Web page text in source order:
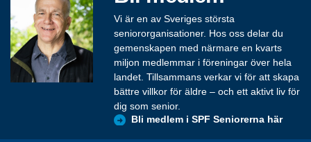
Vi är en av Sveriges största
seniororganisationer. Hos oss delar du
gemenskapen med närmare en kvarts
miljon medlemmar i föreningar över hela
landet. Tillsammans verkar vi för att skapa
bättre villkor för äldre – och ett aktivt liv för
dig som senior.
Bli medlem i SPF Seniorerna här